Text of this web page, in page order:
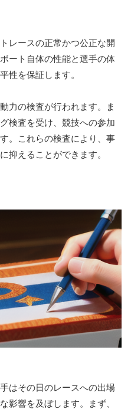
レースの正常かつ公正な開
ート自体の性能と選手の体
性を保証します。
力の検査が行われます。ま
検査を受け、競技への参加
。これらの検査により、事
抑えることができます。
はその日のレースへの出場
影響を及ぼします。まず、